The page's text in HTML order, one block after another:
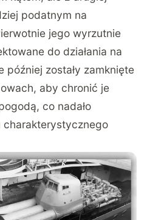
podatnym na
jego wyrzutnie
do działania na
później zostały zamknięte
aby chronić je
co nadało